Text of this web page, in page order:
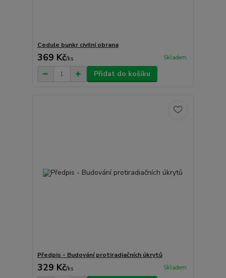
Cedule bunkr civilní obrana
369 Kč/ks Skladem
Přidat do košíku
Předpis - Budování protiradiačních úkrytů
329 Kč/ks Skladem